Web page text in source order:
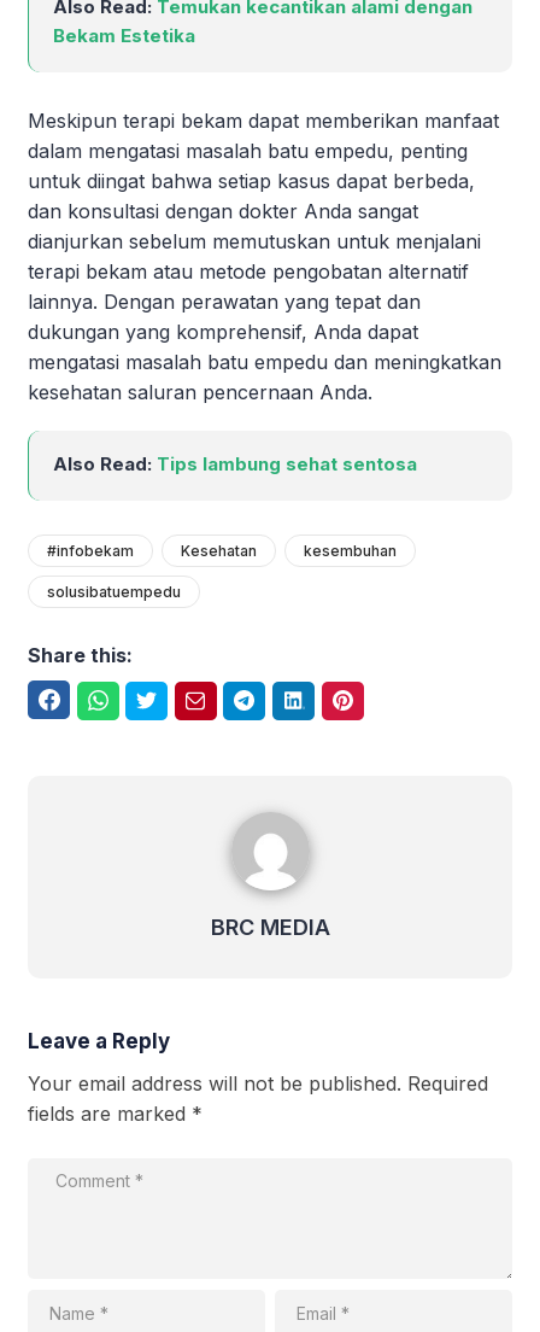
Also Read: Temukan kecantikan alami dengan
Bekam Estetika
Meskipun terapi bekam dapat memberikan manfaat
dalam mengatasi masalah batu empedu, penting
untuk diingat bahwa setiap kasus dapat berbeda,
dan konsultasi dengan dokter Anda sangat
dianjurkan sebelum memutuskan untuk menjalani
terapi bekam atau metode pengobatan alternatif
lainnya. Dengan perawatan yang tepat dan
dukungan yang komprehensif, Anda dapat
mengatasi masalah batu empedu dan meningkatkan
kesehatan saluran pencernaan Anda.
Also Read: Tips lambung sehat sentosa
#infobekam Kesehatan kesembuhan
solusibatuempedu
Share this:
BRC MEDIA
Leave a Reply
Your email address will not be published. Required
fields are marked *